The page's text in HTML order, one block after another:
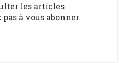
les articles
à vous abonner.